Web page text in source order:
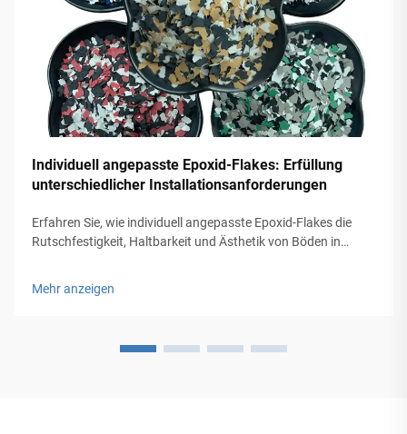
Individuell angepasste Epoxid-Flakes: Erfüllung
unterschiedlicher Installationsanforderungen
Erfahren Sie, wie individuell angepasste Epoxid-Flakes die
Rutschfestigkeit, Haltbarkeit und Ästhetik von Böden in
Markenimage an. Erfahren Sie mehr.
Mehr anzeigen